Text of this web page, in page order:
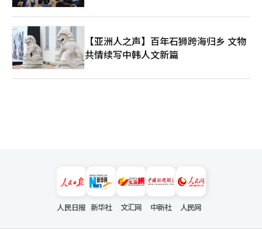
【亚洲人之声】百年石狮跨海归乡 文物
共情续写中韩人文新篇
人民日报 新华社 文汇网 中新社 人民网